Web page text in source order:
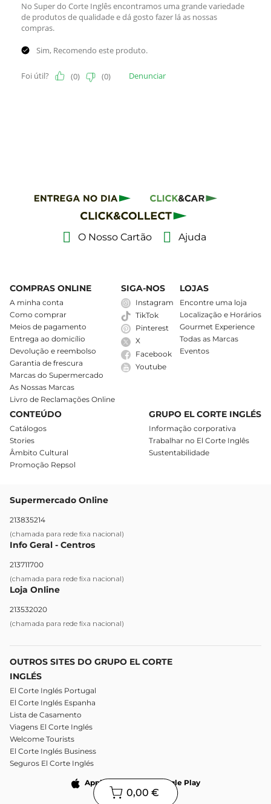
O Nosso Cartão Ajuda
COMPRAS ONLINE
A minha conta
Como comprar
Meios de pagamento
Entrega ao domicílio
Devolução e reembolso
Garantia de frescura
Marcas do Supermercado
As Nossas Marcas
Livro de Reclamações Online
SIGA-NOS
Instagram
TikTok
Pinterest
X
Facebook
Youtube
LOJAS
Encontre uma loja
Localização e Horários
Gourmet Experience
Todas as Marcas
Eventos
CONTEÚDO
Catálogos
Stories
Âmbito Cultural
Promoção Repsol
GRUPO EL CORTE INGLÉS
Informação corporativa
Trabalhar no El Corte Inglês
Sustentabilidade
Supermercado Online
213835214
(chamada para rede fixa nacional)
Info Geral - Centros
213711700
(chamada para rede fixa nacional)
Loja Online
213532020
(chamada para rede fixa nacional)
OUTROS SITES DO GRUPO EL CORTE
INGLÉS
El Corte Inglés Portugal
El Corte Inglés Espanha
Lista de Casamento
Viagens El Corte Inglés
Welcome Tourists
El Corte Inglés Business
Seguros El Corte Inglés
Apple Store Google Play
0,00 €